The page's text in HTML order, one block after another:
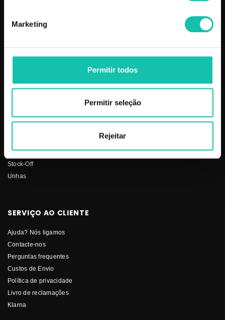
Marketing
Permitir todos
Permitir seleção
Rejeitar
PRODUTOS
Barbearia
Estética
Mobiliário
Solar
Stock-Off
Unhas
COSMÉTICA CLICK
Termos e condições
Os nossos preços
Social
SERVIÇO AO CLIENTE
Ajuda? Nós ligamos
Contacte-nos
Perguntas frequentes
Custos de Envio
Política de privacidade
Livro de reclamações
Klarna